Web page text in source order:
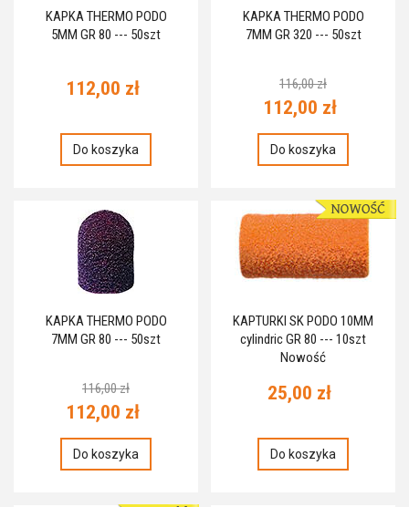
KAPKA THERMO PODO
5MM GR 80 --- 50szt
112,00 zł
Do koszyka
KAPKA THERMO PODO
7MM GR 320 --- 50szt
116,00 zł
112,00 zł
Do koszyka
KAPKA THERMO PODO
7MM GR 80 --- 50szt
116,00 zł
112,00 zł
Do koszyka
KAPTURKI SK PODO 10MM
cylindric GR 80 --- 10szt
Nowość
25,00 zł
Do koszyka